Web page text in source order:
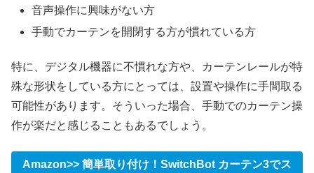
音声操作に興味がない方
手動でカーテンを開閉する方が慣れている方
特に、デジタル機器に不慣れな方や、カーテンレールが特
殊な形状をしている方にとっては、設置や操作に手間取る
可能性があります。そういった場合、手動でのカーテン操
作が楽だと感じることもあるでしょう。
Amazon>> 簡単取り付け！SwitchBot カーテン3でス